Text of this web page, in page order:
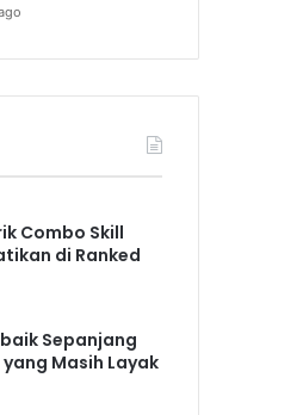
Combo Skill
di Ranked
Sepanjang
Masih Layak